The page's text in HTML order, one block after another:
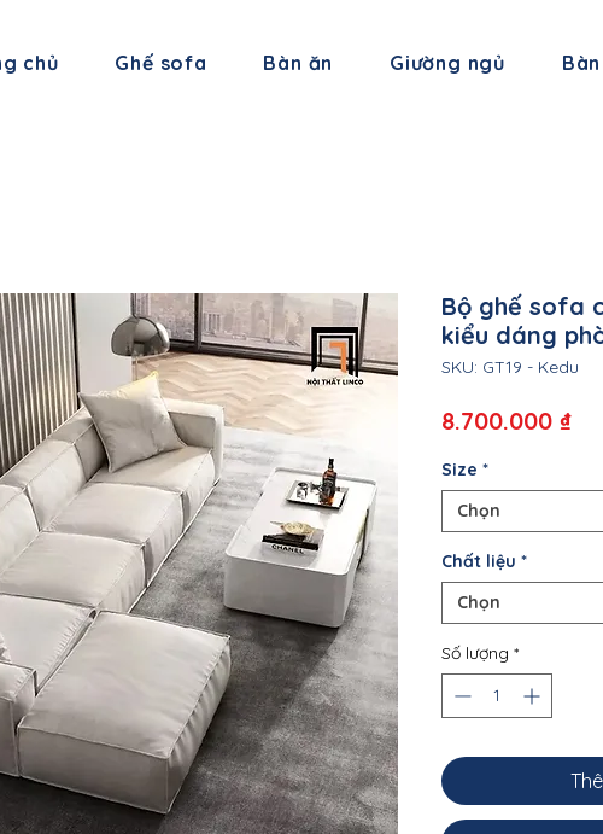
chủ Ghế sofa Bàn ăn Giường ngủ
Bộ ghế sofa
kiểu dáng
SKU: GT19 - Kedu
8.700.000 ₫Giá
Size *
Chọn
Chất liệu *
Chọn
Số lượng *